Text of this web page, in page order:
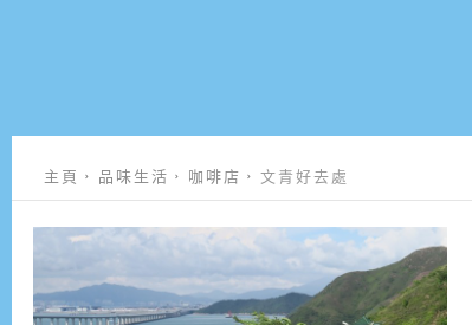
主頁 品味生活 咖啡店 文青好去處